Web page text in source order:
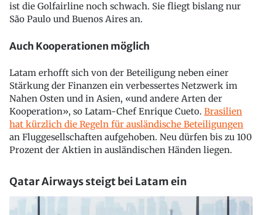
ist die Golfairline noch schwach. Sie fliegt bislang nur
São Paulo und Buenos Aires an.
Auch Kooperationen möglich
Latam erhofft sich von der Beteiligung neben einer
Stärkung der Finanzen ein verbessertes Netzwerk im
Nahen Osten und in Asien, «und andere Arten der
Kooperation», so Latam-Chef Enrique Cueto. Brasilien
hat kürzlich die Regeln für ausländische Beteiligungen
an Fluggesellschaften aufgehoben. Neu dürfen bis zu 100
Prozent der Aktien in ausländischen Händen liegen.
Qatar Airways steigt bei Latam ein